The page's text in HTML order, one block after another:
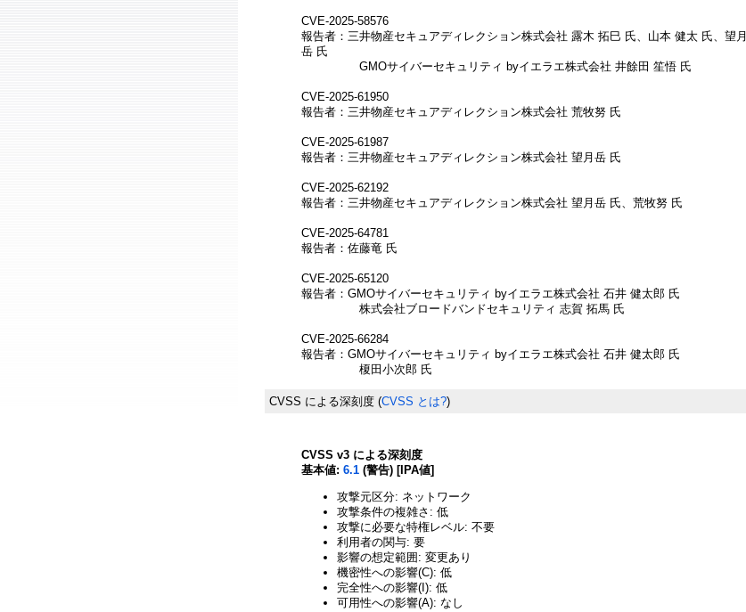
CVE-2025-58576
報告者：三井物産セキュアディレクション株式会社 露木 拓巳 氏、山本 健太 氏、望月
岳 氏
GMOサイバーセキュリティ byイエラエ株式会社 井餘田 笙悟 氏
CVE-2025-61950
報告者：三井物産セキュアディレクション株式会社 荒牧努 氏
CVE-2025-61987
報告者：三井物産セキュアディレクション株式会社 望月岳 氏
CVE-2025-62192
報告者：三井物産セキュアディレクション株式会社 望月岳 氏、荒牧努 氏
CVE-2025-64781
報告者：佐藤竜 氏
CVE-2025-65120
報告者：GMOサイバーセキュリティ byイエラエ株式会社 石井 健太郎 氏
株式会社ブロードバンドセキュリティ 志賀 拓馬 氏
CVE-2025-66284
報告者：GMOサイバーセキュリティ byイエラエ株式会社 石井 健太郎 氏
榎田小次郎 氏
CVSS による深刻度 (CVSS とは?)
CVSS v3 による深刻度
基本値: 6.1 (警告) [IPA値]
攻撃元区分: ネットワーク
攻撃条件の複雑さ: 低
攻撃に必要な特権レベル: 不要
利用者の関与: 要
影響の想定範囲: 変更あり
機密性への影響(C): 低
完全性への影響(I): 低
可用性への影響(A): なし